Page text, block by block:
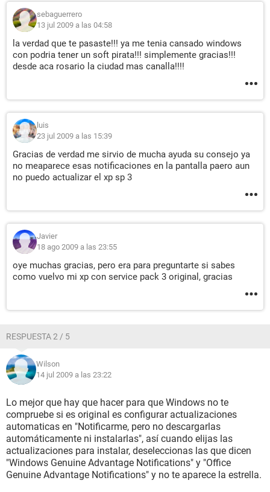
sebaguerrero
13 jul 2009 a las 04:58
la verdad que te pasaste!!! ya me tenia cansado windows
con podria tener un soft pirata!!! simplemente gracias!!!
desde aca rosario la ciudad mas canalla!!!!
luis
23 jul 2009 a las 15:39
Gracias de verdad me sirvio de mucha ayuda su consejo ya
no meaparece esas notificaciones en la pantalla paero aun
no puedo actualizar el xp sp 3
Javier
18 ago 2009 a las 23:55
oye muchas gracias, pero era para preguntarte si sabes
como vuelvo mi xp con service pack 3 original, gracias
RESPUESTA 2 / 5
Wilson
14 jul 2009 a las 23:22
Lo mejor que hay que hacer para que Windows no te
compruebe si es original es configurar actualizaciones
automaticas en "Notificarme, pero no descargarlas
automáticamente ni instalarlas", así cuando elijas las
actualizaciones para instalar, deseleccionas las que dicen
"Windows Genuine Advantage Notifications" y "Office
Genuine Advantage Notifications" y no te aparece la estrella.